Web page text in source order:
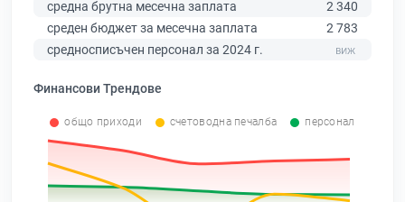
средна брутна месечна заплата
2 340
среден бюджет за месечна заплата
2 783
средносписъчен персонал за 2024 г.
Финансови Трендове
общо приходи счетоводна печалба персонал